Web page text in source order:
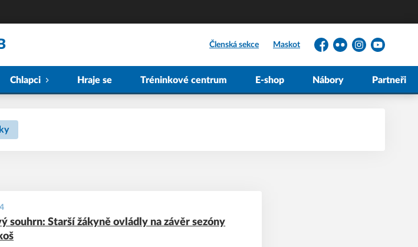
Členská sekce Maskot
Facebook
FlickrInstagramYouTube
Chlapci Hraje se Tréninkové centrum E-shop Nábory Partneři
souhrn: Starší žákyně ovládly na závěr sezóny